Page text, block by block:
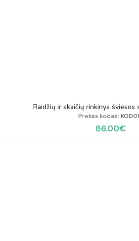
Raidžių ir skaičių rinkinys šviesos
Prekės kodas:
86.00€